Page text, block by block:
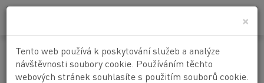
×
Tento web používá k poskytování služeb a analýze
návštěvnosti soubory cookie. Používáním těchto
webových stránek souhlasíte s použitím souborů cookie.
Doplňkový text - ACETYLEN